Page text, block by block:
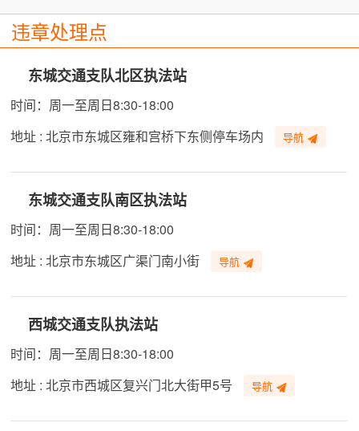
违章处理点
东城交通支队北区执法站
时间：周一至周日8:30-18:00
地址 : 北京市东城区雍和宫桥下东侧停车场内
导航
东城交通支队南区执法站
时间：周一至周日8:30-18:00
地址 : 北京市东城区广渠门南小街
导航
西城交通支队执法站
时间：周一至周日8:30-18:00
地址 : 北京市西城区复兴门北大街甲5号
导航